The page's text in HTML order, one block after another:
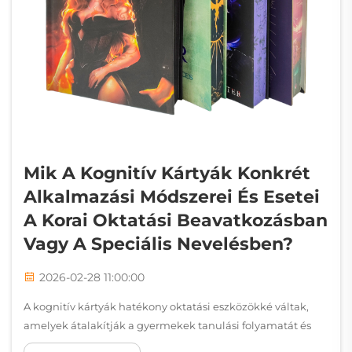
Mik A Kognitív Kártyák Konkrét
Alkalmazási Módszerei És Esetei
A Korai Oktatási Beavatkozásban
Vagy A Speciális Nevelésben?
2026-02-28 11:00:00
A kognitív kártyák hatékony oktatási eszközökké váltak,
amelyek átalakítják a gyermekek tanulási folyamatát és
alapvető kognitív képességeik fejlesztését. Ezek a